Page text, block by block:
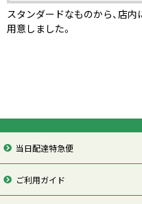
スタンダードなものから、店
用意しました。
当日配達特急便
ご利用ガイド